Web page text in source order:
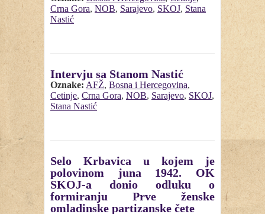
Crna Gora, NOB, Sarajevo, SKOJ, Stana
Nastić
Intervju sa Stanom Nastić
Oznake: AFŽ, Bosna i Hercegovina,
Cetinje, Crna Gora, NOB, Sarajevo, SKOJ,
Stana Nastić
Selo Krbavica u kojem je
polovinom juna 1942. OK
SKOJ-a donio odluku o
formiranju Prve ženske
omladinske partizanske čete